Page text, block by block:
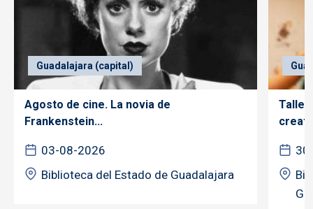
Guadalajara (capital)
Agosto de cine. La novia de
Frankenstein...
03-08-2026
Biblioteca del Estado de Guadalajara
Taller